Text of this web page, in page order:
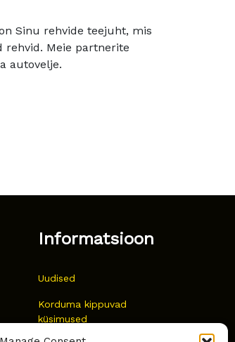
Sinu rehvide teejuht, mis
rehvid. Meie partnerite
autovelje.
Informatsioon
Uudised
Korduma kippuvad
küsimused